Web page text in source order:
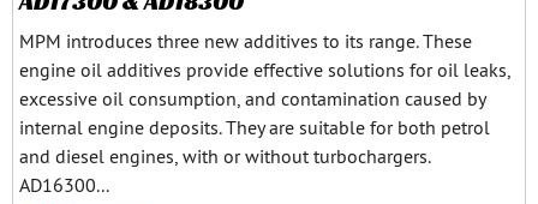
MPM introduces three new additives to its range. These
engine oil additives provide effective solutions for oil leaks,
excessive oil consumption, and contamination caused by
internal engine deposits. They are suitable for both petrol
and diesel engines, with or without turbochargers.
AD16300...